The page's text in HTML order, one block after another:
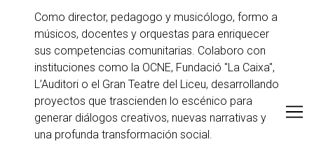
Como director, pedagogo y musicólogo, formo a
músicos, docentes y orquestas para enriquecer
sus competencias comunitarias. Colaboro con
instituciones como la OCNE, Fundació "La Caixa",
L’Auditori o el Gran Teatre del Liceu, desarrollando
proyectos que trascienden lo escénico para
generar diálogos creativos, nuevas narrativas y
una profunda transformación social.